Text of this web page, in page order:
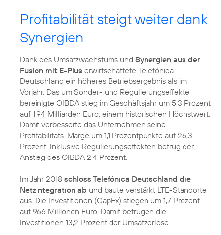
Profitabilität steigt weiter dank
Synergien
Dank des Umsatzwachstums und Synergien aus der
Fusion mit E-Plus erwirtschaftete Telefónica
Deutschland ein höheres Betriebsergebnis als im
Vorjahr. Das um Sonder- und Regulierungseffekte
bereinigte OIBDA stieg im Geschäftsjahr um 5,3 Prozent
auf 1,94 Milliarden Euro, einem historischen Höchstwert.
Damit verbesserte das Unternehmen seine
Profitabilitäts-Marge um 1,1 Prozentpunkte auf 26,3
Prozent. Inklusive Regulierungseffekten betrug der
Anstieg des OIBDA 2,4 Prozent.
Im Jahr 2018 schloss Telefónica Deutschland die
Netzintegration ab und baute verstärkt LTE-Standorte
aus. Die Investitionen (CapEx) stiegen um 1,7 Prozent
auf 966 Millionen Euro. Damit betrugen die
Investitionen 13,2 Prozent der Umsatzerlöse.